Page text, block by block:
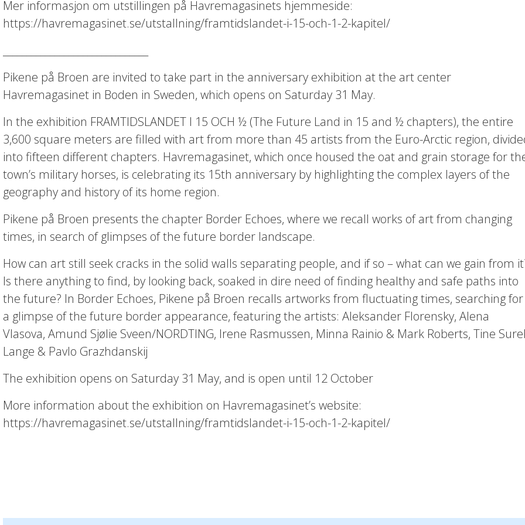
Mer informasjon om utstillingen på Havremagasinets hjemmeside:
https://havremagasinet.se/utstallning/framtidslandet-i-15-och-1-2-kapitel/
Pikene på Broen are invited to take part in the anniversary exhibition at the art center
Havremagasinet in Boden in Sweden, which opens on Saturday 31 May.
In the exhibition FRAMTIDSLANDET I 15 OCH ½ (The Future Land in 15 and ½ chapters), the entire
3,600 square meters are filled with art from more than 45 artists from the Euro-Arctic region,
into fifteen different chapters. Havremagasinet, which once housed the oat and grain storage for
town’s military horses, is celebrating its 15th anniversary by highlighting the complex layers of the
geography and history of its home region.
Pikene på Broen presents the chapter Border Echoes, where we recall works of art from changing
times, in search of glimpses of the future border landscape.
How can art still seek cracks in the solid walls separating people, and if so – what can we gain from
Is there anything to find, by looking back, soaked in dire need of finding healthy and safe paths into
the future? In Border Echoes, Pikene på Broen recalls artworks from fluctuating times, searching for
a glimpse of the future border appearance, featuring the artists: Aleksander Florensky, Alena
Vlasova, Amund Sjølie Sveen/NORDTING, Irene Rasmussen, Minna Rainio & Mark Roberts, Tine
Lange & Pavlo Grazhdanskij
The exhibition opens on Saturday 31 May, and is open until 12 October
More information about the exhibition on Havremagasinet’s website:
https://havremagasinet.se/utstallning/framtidslandet-i-15-och-1-2-kapitel/